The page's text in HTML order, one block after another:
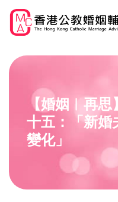
main
【婚姻︳再
十五：「新婚
變化」